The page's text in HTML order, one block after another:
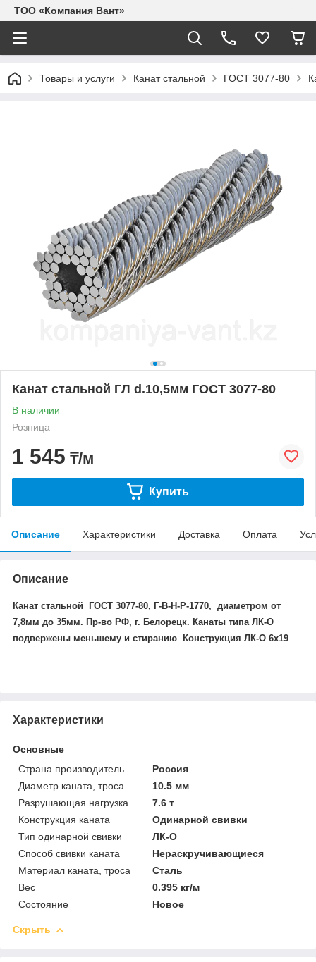
ТОО «Компания Вант»
Товары и услуги Канат стальной ГОСТ 3077-80
Канат стальной ГЛ d.10,5мм ГОСТ 3077-80
В наличии
Розница
1 545 ₸/м
Купить
Описание Характеристики Доставка Оплата
Описание
Канат стальной ГОСТ 3077-80, Г-В-Н-Р-1770, диаметром от
7,8мм до 35мм. Пр-во РФ, г. Белорецк. Канаты типа ЛК-О
подвержены меньшему и стиранию Конструкция ЛК-О 6х19
Характеристики
Основные
Страна производитель
Россия
Диаметр каната, троса
10.5 мм
Разрушающая нагрузка
7.6 т
Конструкция каната
Одинарной свивки
Тип одинарной свивки
ЛК-О
Способ свивки каната
Нераскручивающиеся
Материал каната, троса
Сталь
Вес
0.395 кг/м
Состояние
Новое
Скрыть